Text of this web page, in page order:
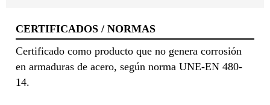
CERTIFICADOS / NORMAS
Certificado como producto que no genera corrosión
en armaduras de acero, según norma UNE-EN 480-
14.